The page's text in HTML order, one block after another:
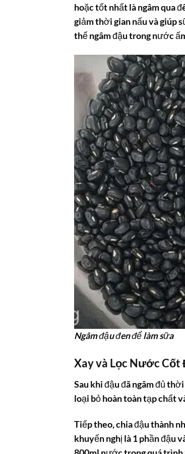
hoặc tốt nhất là ngâm qua
giảm thời gian nấu và giúp
thể ngâm đậu trong nước
Ngâm đậu đen để làm sữa
Xay và Lọc Nước Cốt
Sau khi đậu đã ngâm đủ
loại bỏ hoàn toàn tạp chất
Tiếp theo, chia đậu thành
khuyến nghị là 1 phần đậu